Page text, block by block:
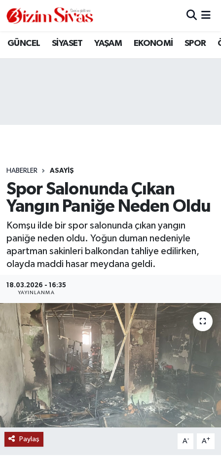
GÜNCEL SİYASET YAŞAM EKONOMİ SPOR
HABERLER ASAYİŞ
Spor Salonunda Çıkan
Yangın Paniğe Neden Oldu
Komşu ilde bir spor salonunda çıkan yangın
paniğe neden oldu. Yoğun duman nedeniyle
apartman sakinleri balkondan tahliye edilirken,
olayda maddi hasar meydana geldi.
18.03.2026 - 16:35
YAYINLANMA
Paylaş A- A+
ARAMIZDAN AYRILANLAR
GÜNCEL
KÜLTÜR
MAGAZİN
ÖZEL HABER
RESMİ İLANLAR
SAĞLIK
SİYASET
SOSYAL YARDIMLAR
SPONSORLU YAZI
SPOR
TEKNOLOJİ
Sivas Nöbetçi Eczaneler
Son Dakika Haberleri
Haber Arşivi